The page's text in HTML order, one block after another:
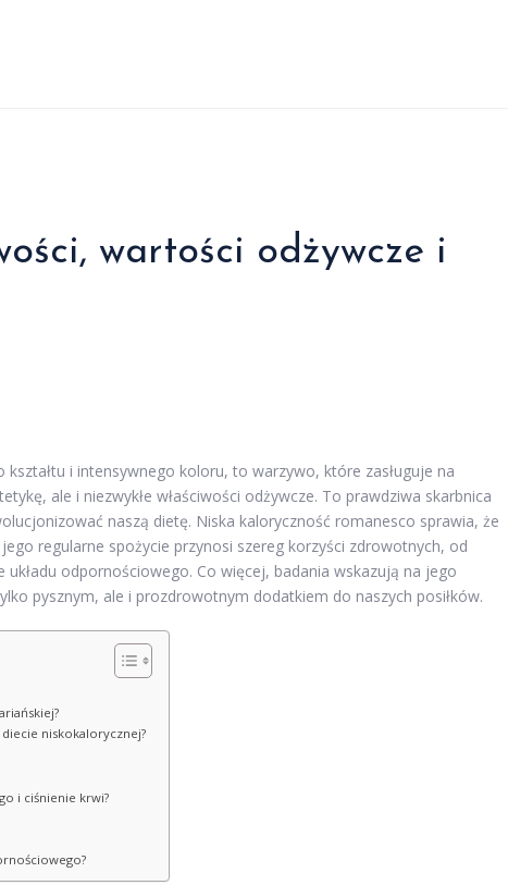
wartości odżywcze i
i intensywnego koloru, to warzywo, które zasługuje na
ale i niezwykłe właściwości odżywcze. To prawdziwa skarbnica
naszą dietę. Niska kaloryczność romanesco sprawia, że
regularne spożycie przynosi szereg korzyści zdrowotnych, od
odpornościowego. Co więcej, badania wskazują na jego
pysznym, ale i prozdrowotnym dodatkiem do naszych posiłków.
niskokalorycznej?
i ciśnienie krwi?